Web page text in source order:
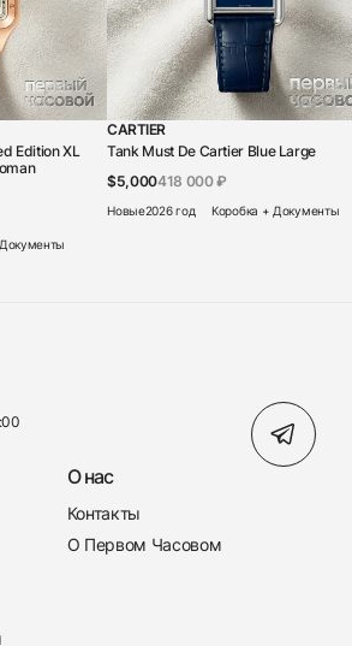
Edition XL
CARTIER
Tank Must De Cartier Blue Large
$5,000418 000 ₽
Новые2026 год Коробка + Документы
О нас
Контакты
О Первом Часовом